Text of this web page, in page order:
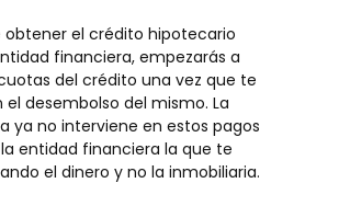
obtener el crédito hipotecario
financiera, empezarás a
del crédito una vez que te
desembolso del mismo. La
ya no interviene en estos pagos
entidad financiera la que te
el dinero y no la inmobiliaria.